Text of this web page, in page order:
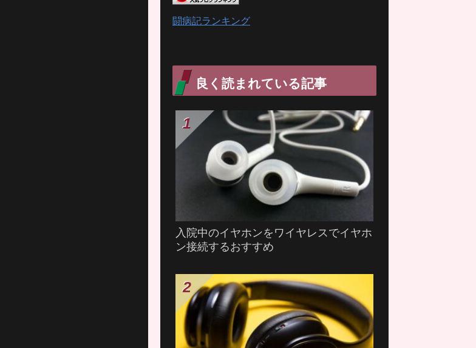
闘病記ランキング
良く読まれている記事
入院中のイヤホンをワイヤレスでイヤホ
ン接続するおすすめ